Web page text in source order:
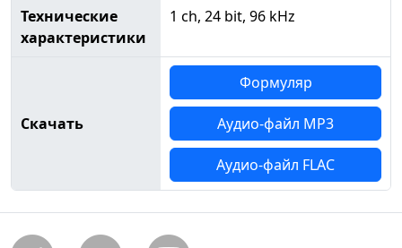
Технические
характеристики
1 ch, 24 bit, 96 kHz
Скачать
Формуляр
Аудио-файл MP3
Аудио-файл FLAC